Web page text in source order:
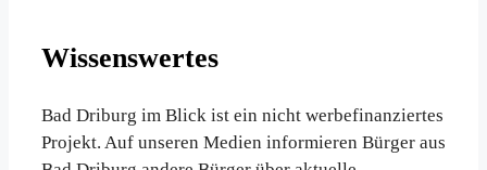
Wissenswertes
Bad Driburg im Blick ist ein nicht werbefinanziertes
Projekt. Auf unseren Medien informieren Bürger aus